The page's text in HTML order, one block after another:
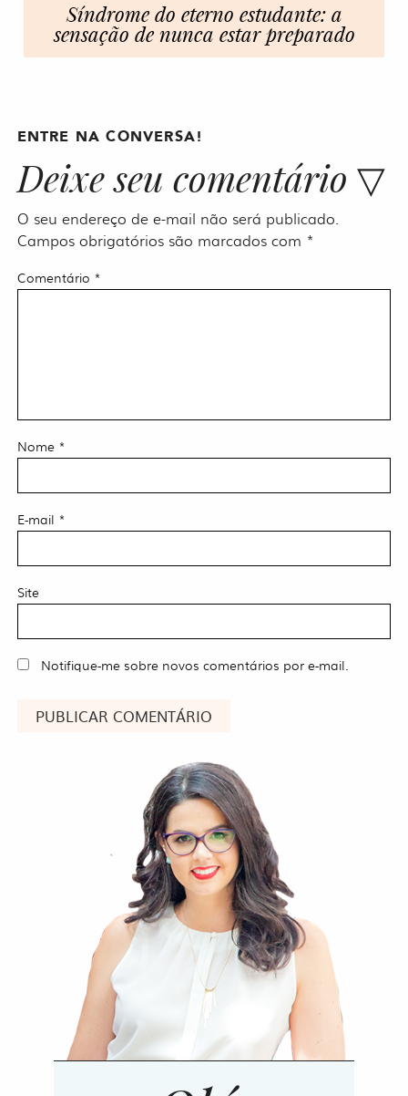
Síndrome do eterno estudante: a
sensação de nunca estar preparado
ENTRE NA CONVERSA!
Deixe seu comentário ▽
O seu endereço de e-mail não será publicado.
Campos obrigatórios são marcados com *
Comentário *
Nome *
E-mail *
Site
Notifique-me sobre novos comentários por e-mail.